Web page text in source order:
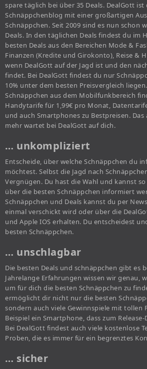
spare täglich bei über 35 Deals. DealGott ist
Schnäppchenblog mit einer großartigen
Schnäppchen. Seit 2009 sind es nun schon
Deals. In den täglichen Deals findest du im
besten Deals aus den Bereichen Mode &
Finanzen (Kredite und Girokonto), Reise &
wenn DealGott auf der Jagd ist und den
findet. Bei DealGott findest du nur
10% unter dem besten Preisvergleich
Schnäppchen aus dem Mobilfunkbereich
Handytarife für 1,99€ pro Monat,
und auch Smartphones zu Bestpreisen.
mehr wartet bei DealGott auf dich.
… unkompliziert
Entscheide, über welche Schnäppchen du
möchtest. Selbst die Jagd nach
Vergnügen. Du hast die Wahl und kannst
über die besten Schnäppchen informiert
Schnäppchen und Deals kannst du per
einmal verschickt wird oder über die
und Apple IOS erhalten. Du entscheidest
besten Schnäppchen.
… unschlagbar
Die besten Deals und schnäppchen gibt es
Jahrelange Erfahrungen wissen wir genau,
um für dich die besten Schnäppchen zu
ermöglicht dir nicht nur die besten
sondern auch viele Gewinnspiele mit tollen
Beispiel ein Smartphone, dass zum
Bei DealGott findest auch viele kostenlose
Proben, die es immer für ein begrenztes
… sicher